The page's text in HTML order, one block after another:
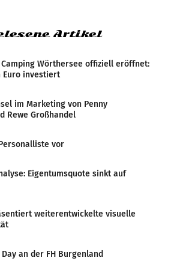
Artikel
Wörthersee offiziell eröffnet:
Euro investiert
im Marketing von Penny
Rewe Großhandel
vor
Eigentumsquote sinkt auf
weiterentwickelte visuelle
an der FH Burgenland